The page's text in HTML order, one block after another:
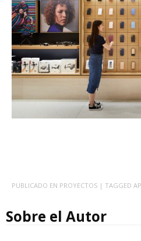
PUBLICADO EN PROYECTOS | TAGGED
Sobre el Autor